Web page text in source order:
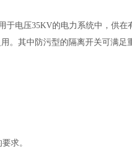
电压35KV的电力系统中，供在
。其中防污型的隔离开关可满足
求。